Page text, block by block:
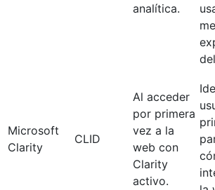
analítica.
Microsoft
Clarity
CLID
Al acceder
por primera
vez a la
web con
Clarity
activo.